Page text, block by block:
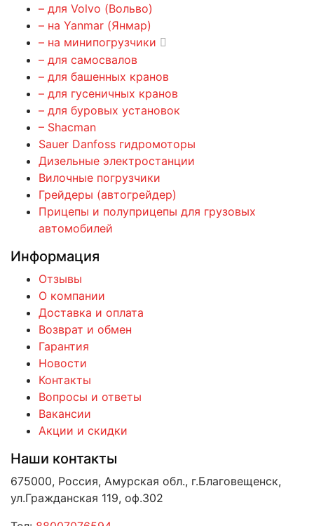
– для Volvo (Вольво)
– на Yanmar (Янмар)
– на минипогрузчики
– для самосвалов
– для башенных кранов
– для гусеничных кранов
– для буровых установок
– Shacman
Sauer Danfoss гидромоторы
Дизельные электростанции
Вилочные погрузчики
Грейдеры (автогрейдер)
Прицепы и полуприцепы для грузовых
автомобилей
Информация
Отзывы
О компании
Доставка и оплата
Возврат и обмен
Гарантия
Новости
Контакты
Вопросы и ответы
Вакансии
Акции и скидки
Наши контакты
675000, Россия, Амурская обл., г.Благовещенск,
ул.Гражданская 119, оф.302